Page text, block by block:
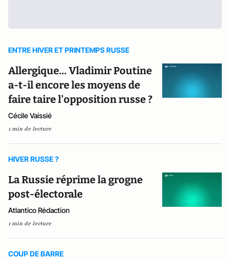
ENTRE HIVER ET PRINTEMPS RUSSE
Allergique... Vladimir Poutine
a-t-il encore les moyens de
faire taire l'opposition russe ?
Cécile Vaissié
1 min de lecture
HIVER RUSSE ?
La Russie réprime la grogne
post-électorale
Atlantico Rédaction
1 min de lecture
COUP DE BARRE